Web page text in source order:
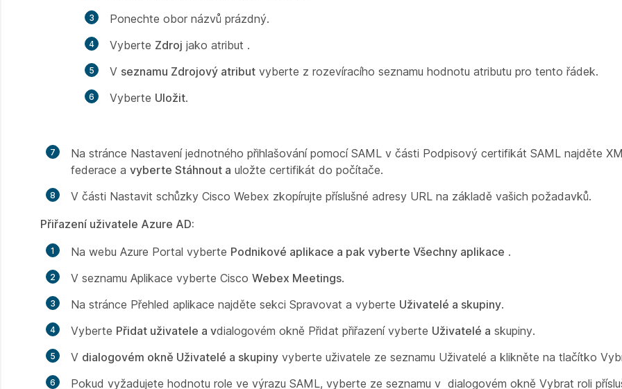
Ponechte obor názvů prázdný.
Vyberte Zdroj jako atribut .
V seznamu Zdrojový atribut vyberte z rozevíracího seznamu hodnotu atributu pro tento řádek.
Vyberte Uložit.
Na stránce Nastavení jednotného přihlašování pomocí SAML v části Podpisový certifikát SAML najděte
federace a vyberte Stáhnout a uložte certifikát do počítače.
V části Nastavit schůzky Cisco Webex zkopírujte příslušné adresy URL na základě vašich požadavků.
Přiřazení uživatele Azure AD:
Na webu Azure Portal vyberte Podnikové aplikace a pak vyberte Všechny aplikace .
V seznamu Aplikace vyberte Cisco Webex Meetings.
Na stránce Přehled aplikace najděte sekci Spravovat a vyberte Uživatelé a skupiny.
Vyberte Přidat uživatele a vdialogovém okně Přidat přiřazení vyberte Uživatelé a skupiny.
V dialogovém okně Uživatelé a skupiny vyberte uživatele ze seznamu Uživatelé a klikněte na tlačítko
Pokud vyžadujete hodnotu role ve výrazu SAML, vyberte ze seznamu v dialogovém okně Vybrat roli